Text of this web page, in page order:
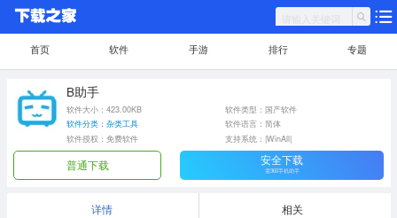
首页 软件 手游 排行 专题
B助手
软件大小：423.00KB
软件类型：国产软件
软件分类：杂类工具
软件语言：简体
软件授权：免费软件
支持系统：|WinAll|
普通下载 安全下载
需360手机助手
详情 相关